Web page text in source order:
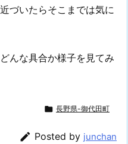
づいたらそこまでは気に
んな具合か様子を見てみ
 長野県-御代田町
 Posted by junchan